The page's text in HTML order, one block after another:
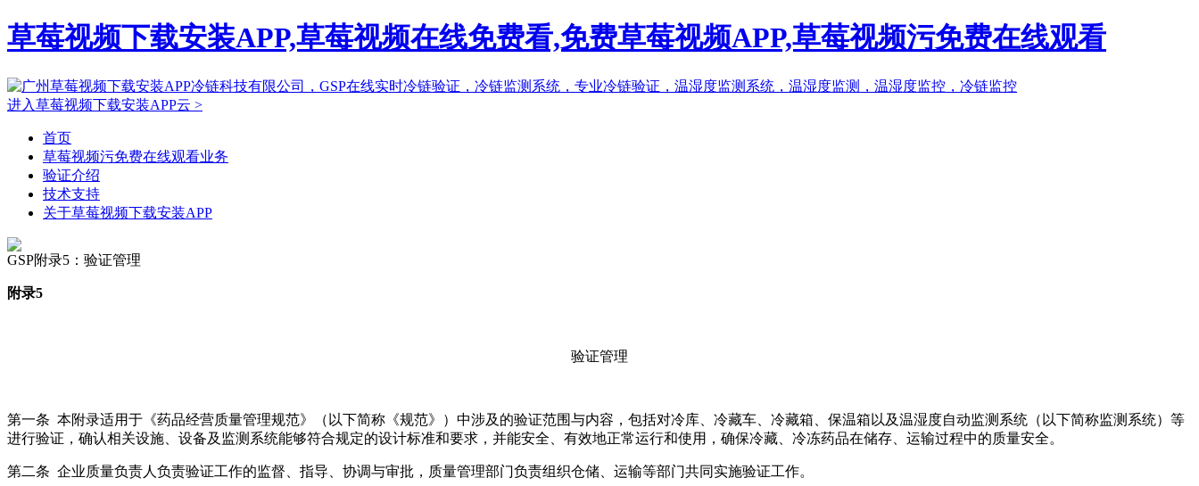
草莓视频下载安装APP,草莓视频在线免费看,免费草莓视频APP,草莓视频污免费在线观看
进入草莓视频下载安装APP云 >
首页
草莓视频污免费在线观看业务
验证介绍
技术支持
关于草莓视频下载安装APP
GSP附录5：验证管理
附录5
验证管理
第一条 本附录适用于《药品经营质量管理规范》（以下简称《规范》）中涉及的验证范围与内容，包括对冷库、冷藏车、冷藏箱、保温箱以及温湿度自动监测系统（以下简称监测系统）等
进行验证，确认相关设施、设备及监测系统能够符合规定的设计标准和要求，并能安全、有效地正常运行和使用，确保冷藏、冷冻药品在储存、运输过程中的质量安全。
第二条 企业质量负责人负责验证工作的监督、指导、协调与审批，质量管理部门负责组织仓储、运输等部门共同实施验证工作。